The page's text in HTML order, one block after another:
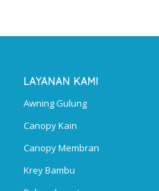
LAYANAN KAMI
Awning Gulung
Canopy Kain
Canopy Membran
Krey Bambu